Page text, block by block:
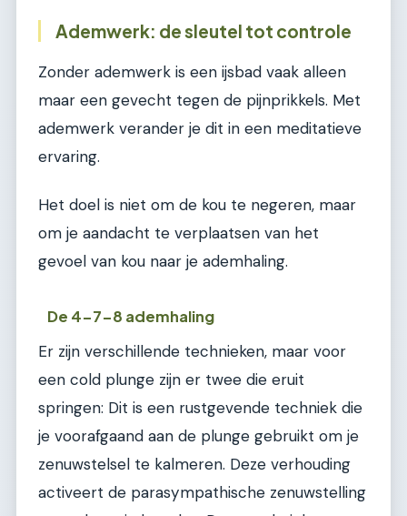
Ademwerk: de sleutel tot controle
Zonder ademwerk is een ijsbad vaak alleen
maar een gevecht tegen de pijnprikkels. Met
ademwerk verander je dit in een meditatieve
ervaring.
Het doel is niet om de kou te negeren, maar
om je aandacht te verplaatsen van het
gevoel van kou naar je ademhaling.
De 4-7-8 ademhaling
Er zijn verschillende technieken, maar voor
een cold plunge zijn er twee die eruit
springen: Dit is een rustgevende techniek die
je voorafgaand aan de plunge gebruikt om je
zenuwstelsel te kalmeren. Deze verhouding
activeert de parasympathische zenuwstelling